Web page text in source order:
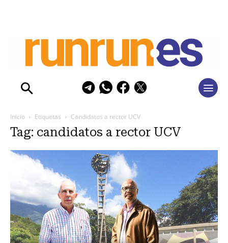
Inicio Etiquetas Candidatos a rector UCV
Tag: candidatos a rector UCV